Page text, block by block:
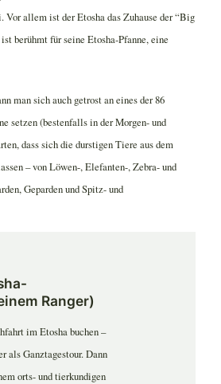
allem ist der Etosha das Zuhause der “Big
berühmt für seine Etosha-Pfanne, eine
man sich auch getrost an eines der 86
setzen (bestenfalls in der Morgen- und
dass sich die durstigen Tiere aus dem
– von Löwen-, Elefanten-, Zebra- und
Geparden und Spitz- und
Ranger)
im Etosha buchen –
als Ganztagestour. Dann
orts- und tierkundigen